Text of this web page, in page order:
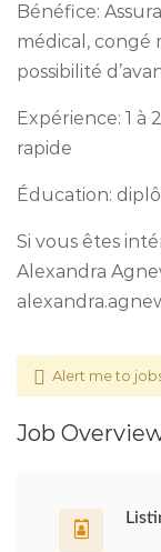
Bénéfice:
médical, congé
possibilité
Expérience: 1 à
rapide
Éducation:
Si vous êtes
Alexandra
Alert me to
Job